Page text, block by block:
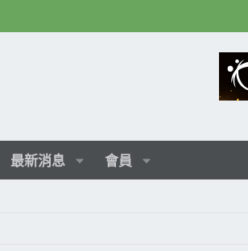
最新消息 會員